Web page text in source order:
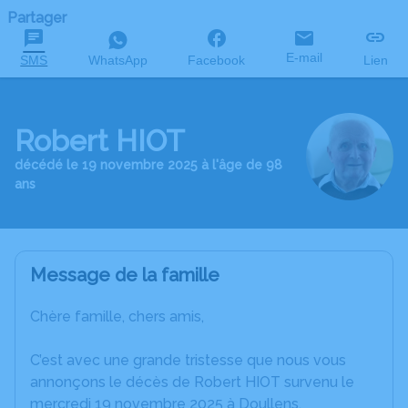
Partager
SMS WhatsApp Facebook E-mail Lien
Robert HIOT
décédé le 19 novembre 2025 à l'âge de 98
ans
Message de la famille
Chère famille, chers amis,
C’est avec une grande tristesse que nous vous
annonçons le décès de Robert HIOT survenu le
mercredi 19 novembre 2025 à Doullens.